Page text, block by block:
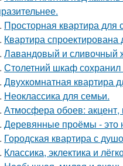
Просторная квартира для
Квартира
Лавандовый и сливочный
Столетний шкаф
Двухкомнатная квартира
Неоклассика для семьи.
Атмосфера обоев: акцент,
Деревянные проёмы - это
Городская квартира с
Классика, эклектика и